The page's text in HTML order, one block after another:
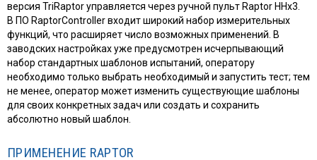
версия TriRaptor управляется через ручной пульт Raptor HHx3.
В ПО RaptorController входит широкий набор измерительных
функций, что расширяет число возможных применений. В
заводских настройках уже предусмотрен исчерпывающий
набор стандартных шаблонов испытаний, оператору
необходимо только выбрать необходимый и запустить тест; тем
не менее, оператор может изменить существующие шаблоны
для своих конкретных задач или создать и сохранить
абсолютно новый шаблон.
ПРИМЕНЕНИЕ RAPTOR